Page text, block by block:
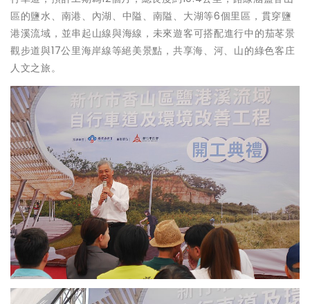
區的鹽水、南港、內湖、中隘、南隘、大湖等6個里區，貫穿鹽
港溪流域，並串起山線與海線，未來遊客可搭配進行中的茄苳景
觀步道與17公里海岸線等絕美景點，共享海、河、山的綠色客庄
人文之旅。